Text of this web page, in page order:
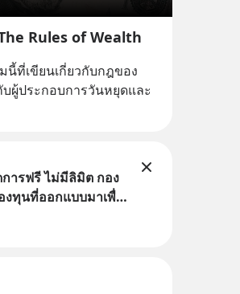
Rules of Wealth
ที่เขียนเกี่ยวกับกฎของ
ผู้ประกอบการวันหยุดและ
ารฟรี ไม่มีลิมิต กอง
งทุนที่ออกแบบมาเพื่อ
นักลงทุนไทยพร้อม